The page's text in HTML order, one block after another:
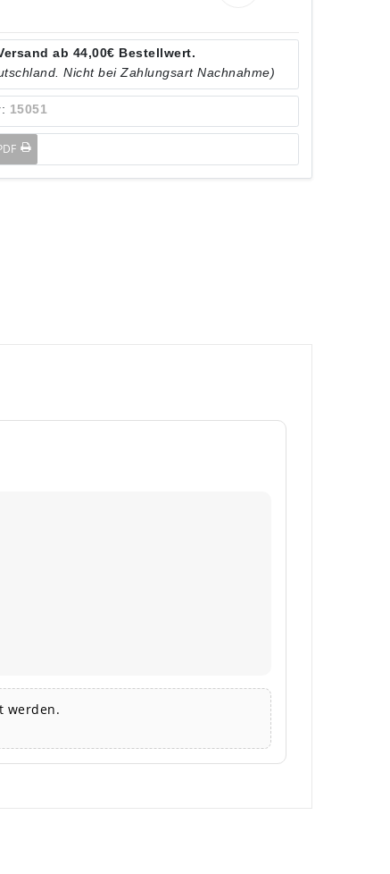
ab 44,00€ Bestellwert.
Nicht bei Zahlungsart Nachnahme)
15051
werden.